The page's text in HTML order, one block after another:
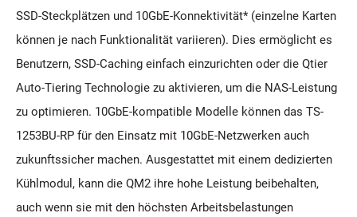
SSD-Steckplätzen und 10GbE-Konnektivität* (einzelne Karten
können je nach Funktionalität variieren). Dies ermöglicht es
Benutzern, SSD-Caching einfach einzurichten oder die Qtier
Auto-Tiering Technologie zu aktivieren, um die NAS-Leistung
zu optimieren. 10GbE-kompatible Modelle können das TS-
1253BU-RP für den Einsatz mit 10GbE-Netzwerken auch
zukunftssicher machen. Ausgestattet mit einem dedizierten
Kühlmodul, kann die QM2 ihre hohe Leistung beibehalten,
auch wenn sie mit den höchsten Arbeitsbelastungen